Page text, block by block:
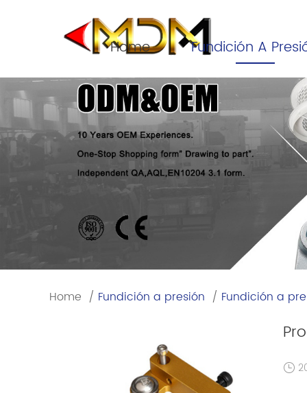
Home Fundición A
Home / Fundición a presión / Fundición a